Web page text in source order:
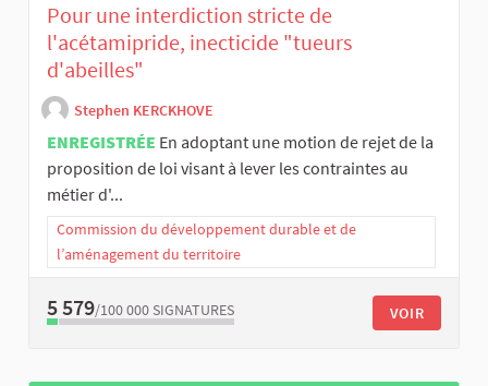
Pour une interdiction stricte de
l'acétamipride, inecticide "tueurs
d'abeilles"
Stephen KERCKHOVE
ENREGISTRÉE En adoptant une motion de rejet de la
proposition de loi visant à lever les contraintes au
métier d'...
Commission du développement durable et de
l’aménagement du territoire
5 579/100 000 SIGNATURES VOIR